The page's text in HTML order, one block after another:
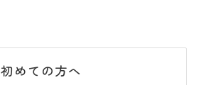
初めての方へ